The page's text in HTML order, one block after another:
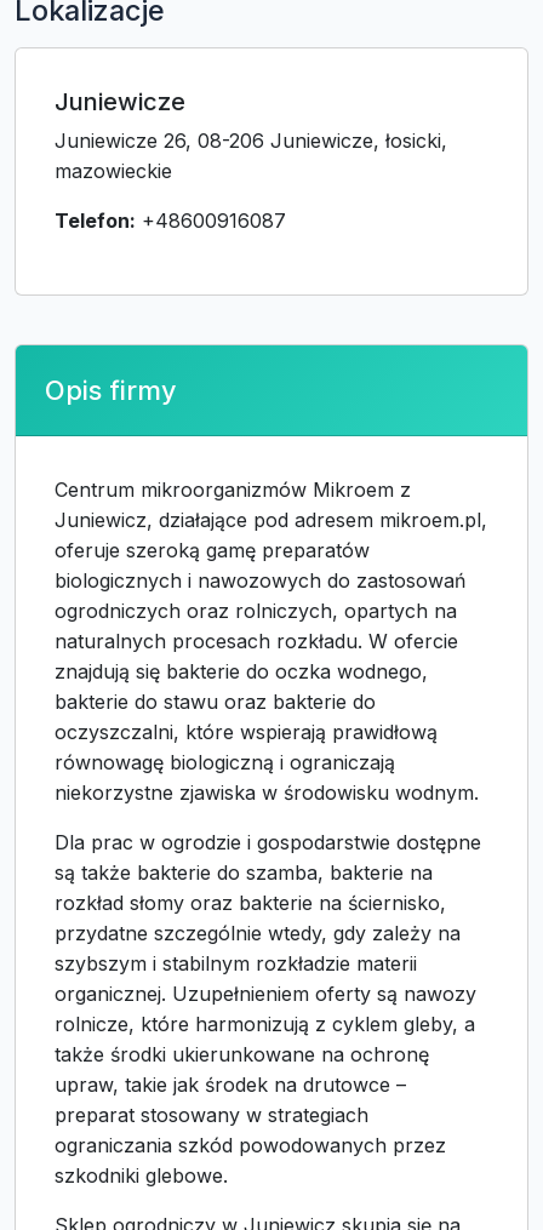
Lokalizacje
Juniewicze
Juniewicze 26, 08-206 Juniewicze, łosicki,
mazowieckie
Telefon: +48600916087
Opis firmy
Centrum mikroorganizmów Mikroem z
Juniewicz, działające pod adresem mikroem.pl,
oferuje szeroką gamę preparatów
biologicznych i nawozowych do zastosowań
ogrodniczych oraz rolniczych, opartych na
naturalnych procesach rozkładu. W ofercie
znajdują się bakterie do oczka wodnego,
bakterie do stawu oraz bakterie do
oczyszczalni, które wspierają prawidłową
równowagę biologiczną i ograniczają
niekorzystne zjawiska w środowisku wodnym.
Dla prac w ogrodzie i gospodarstwie dostępne
są także bakterie do szamba, bakterie na
rozkład słomy oraz bakterie na ściernisko,
przydatne szczególnie wtedy, gdy zależy na
szybszym i stabilnym rozkładzie materii
organicznej. Uzupełnieniem oferty są nawozy
rolnicze, które harmonizują z cyklem gleby, a
także środki ukierunkowane na ochronę
upraw, takie jak środek na drutowce –
preparat stosowany w strategiach
ograniczania szkód powodowanych przez
szkodniki glebowe.
Sklep ogrodniczy w Juniewicz skupia się na